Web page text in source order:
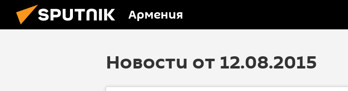
Армения
Новости от 12.08.2015